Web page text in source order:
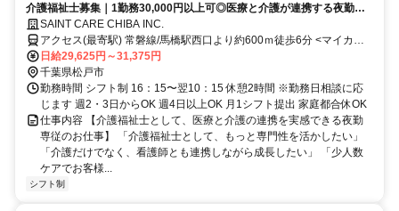
介護福祉士募集｜1勤務30,000円以上可◎医療と介護が連携する夜勤専
従スタッフ
SAINT CARE CHIBA INC.
アクセス(最寄駅) 常磐線/馬橋駅西口より約600ｍ徒歩6分 <マイカー
通勤可・駐車場完備> ＜受付窓口＞セントケア千葉株式会社 千葉県千
葉市中央区新町1-17 JPR千葉ビル12F
日給29,625円～31,375円
千葉県松戸市
勤務時間 シフト制 16：15〜翌10：15 休憩2時間 ※勤務日相談に応
じます 週2・3日からOK 週4日以上OK 月1シフト提出 家庭都合休OK
仕事内容 【介護福祉士として、医療と介護の連携を実感できる夜勤
専従のお仕事】 「介護福祉士として、もっと専門性を活かしたい」
「介護だけでなく、看護師とも連携しながら成長したい」 「少人数
ケアでお客様...
シフト制